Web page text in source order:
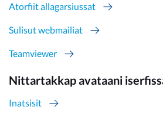
Atorfiit allagarsiussat
Sulisut webmailiat
Teamviewer
Nittartakkap avataani
Inatsisit